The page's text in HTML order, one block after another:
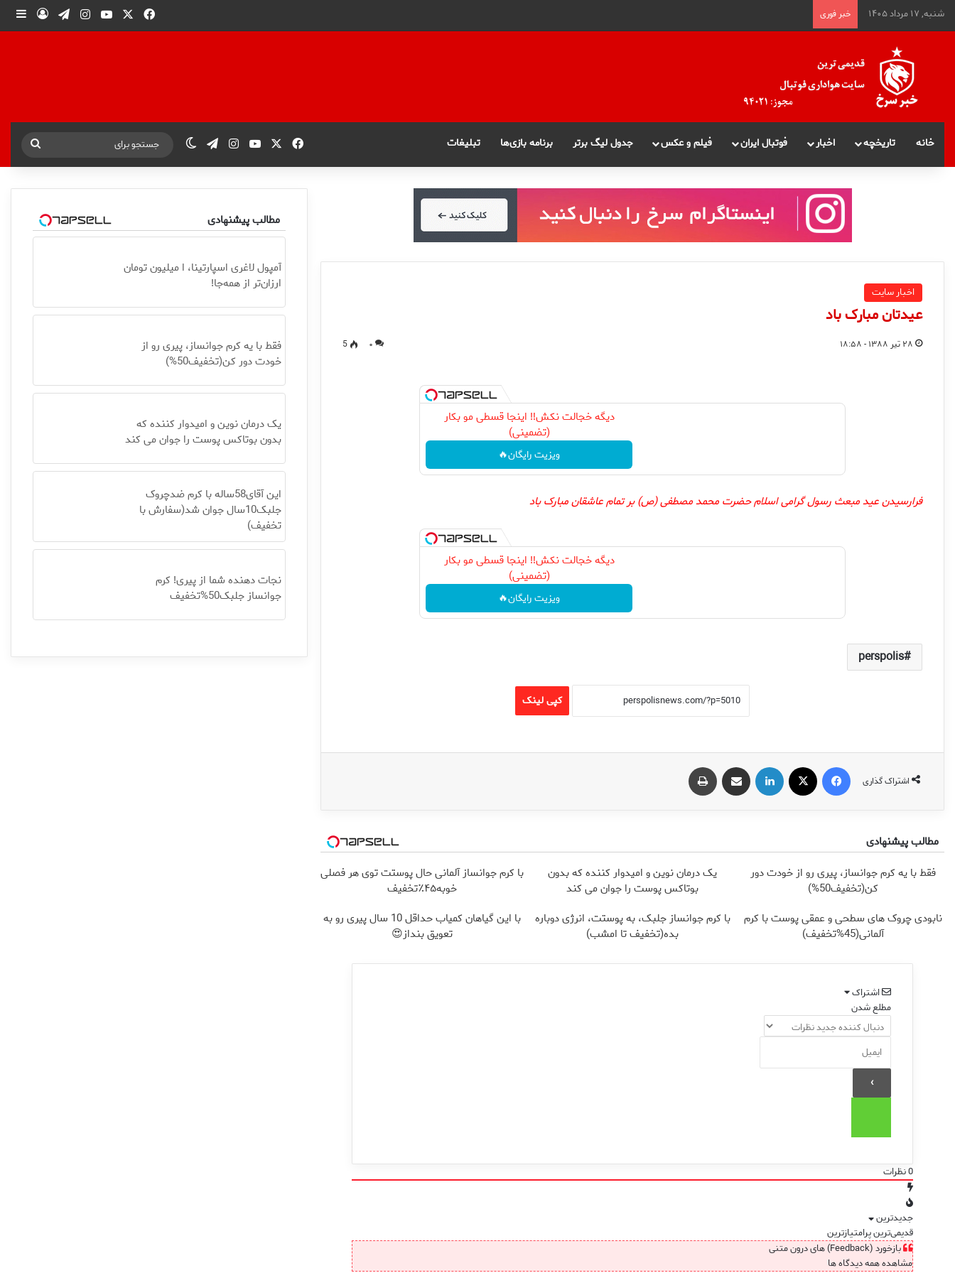
شنبه, ۱۷ مرداد ۱۴۰۵ خبر فوری فیس بوکیوتیوباینستاگرام
تلگرامورود
خانه تاریخچه اخبار فوتبال ایران فیلم و عکس جدول لیگ برتر برنامه بازی‌ها تبلیغات فیس بوکیوتیوباینستاگرام
تلگرامتغییر پوسته
جستجو
برای
اخبار سایت
عیدتان مبارک باد
۲۸ تیر ۱۳۸۸ - ۱۸:۵۸ ۰ 5
دیگه خجالت نکش‼️ اینجا قسطی مو بکار
(تضمینی)
ویزیت رایگان🔥
فرارسیدن عید مبعث رسول گرامی اسلام حضرت محمد مصطفی (ص) بر تمام عاشقان مبارک باد
دیگه خجالت نکش‼️ اینجا قسطی مو بکار
(تضمینی)
ویزیت رایگان🔥
perspolis
کپی لینک
اشتراک گذاری
فیس بوک لینکدین اشتراک گذاری از طریق ایمیل
مطالب پیشنهادی
فقط با یه کرم جوانساز، پیری رو از خودت دور
کن(تخفیف50%)
یک درمان نوین و امیدوار کننده که بدون
بوتاکس پوست را جوان می کند
با کرم جوانساز آلمانی حال پوستت توی هر فصلی
خوبه۴۵٪تخفیف
نابودی چروک های سطحی و عمقی پوست با کرم
آلمانی(45%تخفیف)
با کرم جوانساز جلبک، به پوستت، انرژی دوباره
بده(تخفیف تا امشب)
با این گیاهان کمیاب حداقل 10 سال پیری رو به
تعویق بنداز😍
اشتراک
مطلع شدن
0نظرات
جدیدترین
قدیمی‌ترینپرامتیازترین
بازخورد (Feedback) های درون متنی
مشاهده همه دیدگاه ها
مطالب پیشنهادی
آمپول لاغری اسپارتینا، ا میلیون تومان
ارزان‌تر از همه‌جا!
فقط با یه کرم جوانساز، پیری رو از
خودت دور کن(تخفیف50%)
یک درمان نوین و امیدوار کننده که
بدون بوتاکس پوست را جوان می کند
این آقای58ساله با کرم ضدچروک
جلبک10سال جوان شد(سفارش با
تخفیف)
نجات دهنده شما از پیری! کرم
جوانساز جلبک50%تخفیف